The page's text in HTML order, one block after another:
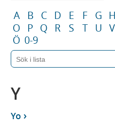
A B C D E F G H
O
P Q R S T U V
Ö 0-9
Y
Yo